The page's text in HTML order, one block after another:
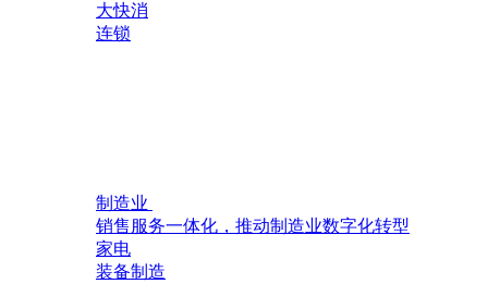
大快消
连锁
制造业
销售服务一体化，推动制造业数字化转型
家电
装备制造